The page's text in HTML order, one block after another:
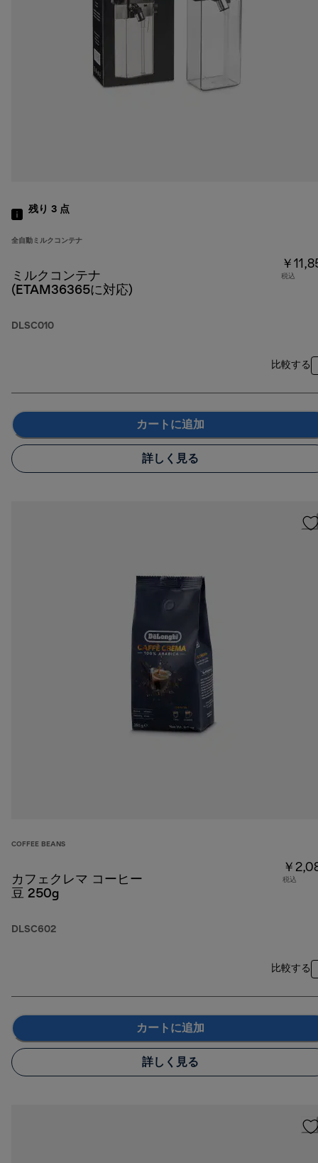
残り 3 点
全自動ミルクコンテナ
ミルクコンテナ
(ETAM36365に対応)
DLSC010
￥
税込
比較する
カートに追加
詳しく見る
COFFEE BEANS
カフェクレマ コーヒー
豆 250g
DLSC602
￥
税込
比較する
カートに追加
詳しく見る